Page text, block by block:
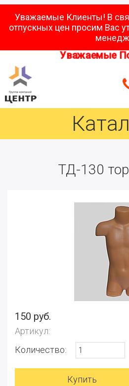
Уважаемые Клиенты! В
отпускных цен просим Вас
Уважаемые
ТД-130
150 руб.
Артикул:
Количество: